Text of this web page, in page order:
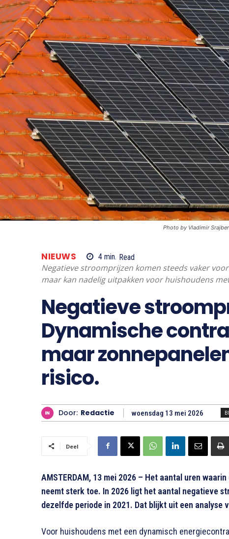
Photo by Vladimir
NIEUWS 4 min. Read
Negatieve stroomprijzen komen steeds vaker
maar kan nadelig uitpakken voor huishoudens
Negatieve
Dynamische
maar
risico.
Door: Redactie woensdag 13 mei 2026
Deel
AMSTERDAM, 13 mei 2026 – Het aantal uren
neemt sterk toe. In 2026 ligt het aantal negatieve
dezelfde periode in 2021. Dat blijkt uit een analyse
Voor huishoudens met een dynamisch